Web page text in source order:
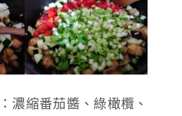
濃縮番茄醬、綠橄欖、